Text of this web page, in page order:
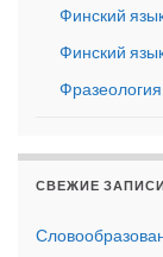
Финский
Финский
Фразеология
СВЕЖИЕ